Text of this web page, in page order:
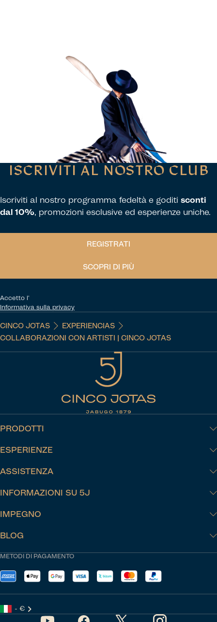
ISCRIVITI AL NOSTRO CLUB
Iscriviti al nostro programma fedeltà e goditi sconti
dal 10%, promozioni esclusive ed esperienze uniche.
REGISTRATI
SCOPRI DI PIÙ
Accetto l'
Informativa sulla privacy
CINCO JOTAS
EXPERIENCIAS
COLLABORAZIONI CON ARTISTI | CINCO JOTAS
METODI DI PAGAMENTO
- €
PRODOTTI
ESPERIENZE
ASSISTENZA
INFORMAZIONI SU 5J
IMPEGNO
BLOG